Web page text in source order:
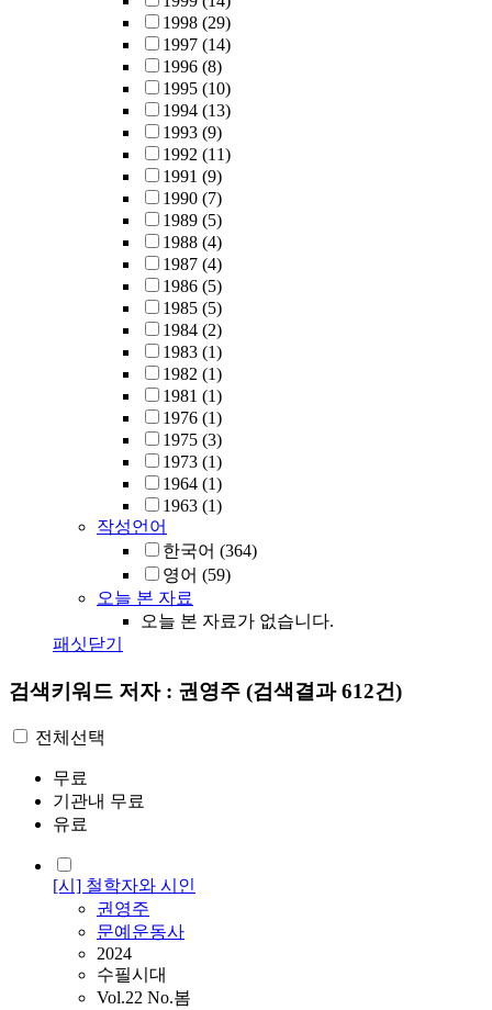
1998 (29)
1997 (14)
1996 (8)
1995 (10)
1994 (13)
1993 (9)
1992 (11)
1991 (9)
1990 (7)
1989 (5)
1988 (4)
1987 (4)
1986 (5)
1985 (5)
1984 (2)
1983 (1)
1982 (1)
1981 (1)
1976 (1)
1975 (3)
1973 (1)
1964 (1)
1963 (1)
작성언어
한국어 (364)
영어 (59)
오늘 본 자료
오늘 본 자료가 없습니다.
패싯닫기
검색키워드 저자 : 권영주 (검색결과 612건)
전체선택
무료
기관내 무료
유료
[시] 철학자와 시인
권영주
문예운동사
2024
수필시대
Vol.22 No.봄